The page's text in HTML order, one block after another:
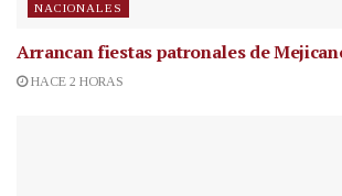
NACIONALES
Arrancan fiestas patronales de
HACE 2 HORAS